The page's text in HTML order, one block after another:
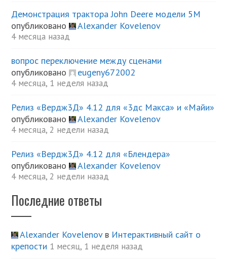
Демонстрация трактора John Deere модели 5М
опубликовано
Alexander Kovelenov
4 месяца назад
вопрос переключение между сценами
опубликовано
eugeny672002
4 месяца, 1 неделя назад
Релиз «Вердж3Д» 4.12 для «3дс Макса» и «Майи»
опубликовано
Alexander Kovelenov
4 месяца, 2 недели назад
Релиз «Вердж3Д» 4.12 для «Блендера»
опубликовано
Alexander Kovelenov
4 месяца, 2 недели назад
Последние ответы
Alexander Kovelenovв Интерактивный сайт о
крепости 1 месяц, 1 неделя назад